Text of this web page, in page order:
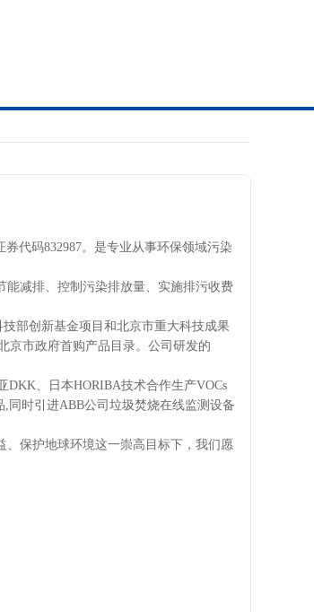
代码832987。是专业从事环保领域污染
减排、控制污染排放量、实施排污收费
部创新基金项目和北京市重大科技成果
京市政府首购产品目录。公司研发的
DKK、日本HORIBA技术合作生产VOCs
同时引进ABB公司垃圾焚烧在线监测设备
保护地球环境这一崇高目标下，我们愿